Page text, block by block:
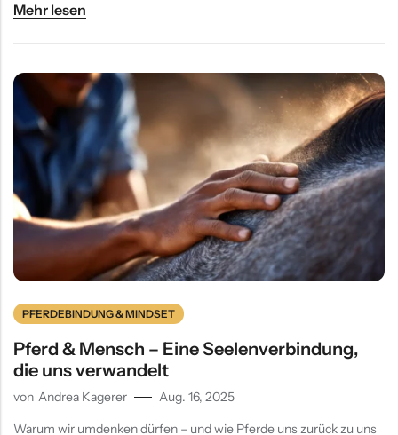
Mehr lesen
PFERDEBINDUNG & MINDSET
Pferd & Mensch – Eine Seelenverbindung,
die uns verwandelt
von Andrea Kagerer
Aug. 16, 2025
Warum wir umdenken dürfen – und wie Pferde uns zurück zu uns